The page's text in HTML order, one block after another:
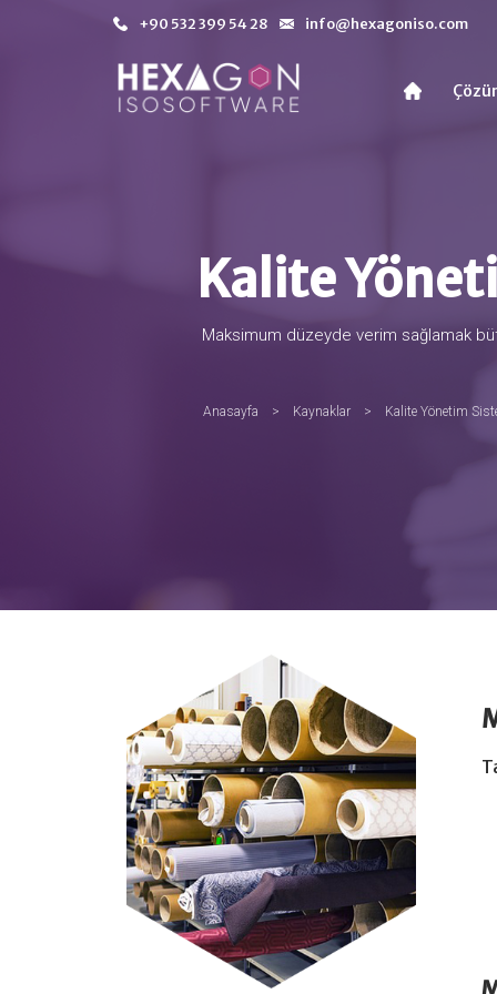
+90 532 399 54 28 info@hexagoniso.com
Kalite
Maksimum düzeyde verim sağlamak
Anasayfa > Kaynaklar > Kalite Yönetim